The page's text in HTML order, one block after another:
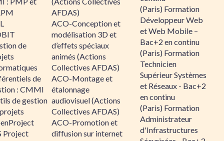
de
de
: CMMI
de gestion
Project
AFDAS)
ACO-Conception et
modélisation 3D et
d’effets spéciaux
animés (Actions
Collectives AFDAS)
ACO-Montage et
étalonnage
audiovisuel (Actions
Collectives AFDAS)
ACO-Promotion et
diffusion sur internet
(Paris) Formation
Développeur Web
et Web Mobile –
Bac+2 en continu
(Paris) Formation
Technicien
Supérieur Systèmes
et Réseaux - Bac+2
en continu
(Paris) Formation
Administrateur
d'Infrastructures